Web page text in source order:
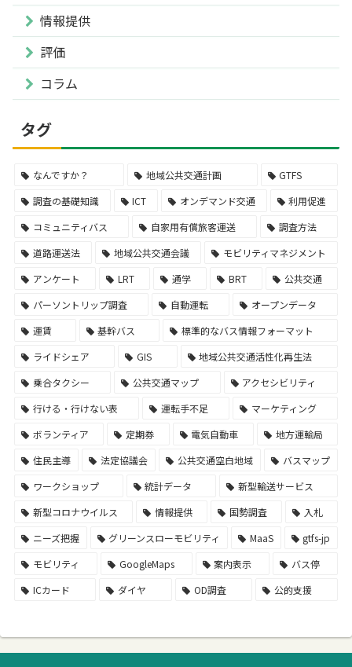
情報提供
評価
コラム
タグ
なんですか？ 地域公共交通計画
GTFS
調査の基礎知識
ICT オンデマンド交通
利用促進
コミュニティバス
自家用有償旅客運送
調査方法
道路運送法
地域公共交通会議
モビリティマネジメント
アンケート
LRT 通学 BRT
公共交通
パーソントリップ調査
自動運転
オープンデータ
運賃
基幹バス
標準的なバス情報フォーマット
ライドシェア
GIS
地域公共交通活性化再生法
乗合タクシー
公共交通マップ
アクセシビリティ
行ける・行けない表
運転手不足
マーケティング
ボランティア
定期券 電気自動車
地方運輸局
住民主導
法定協議会 公共交通空白地域
バスマップ
ワークショップ
統計データ
新型輸送サービス
新型コロナウイルス
情報提供 国勢調査
入札
ニーズ把握
グリーンスローモビリティ MaaS
gtfs-jp
モビリティ
GoogleMaps 案内表示
バス停
ICカード
ダイヤ OD調査 公的支援